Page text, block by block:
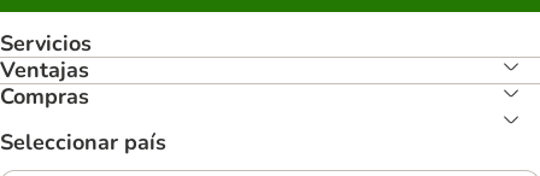
Servicios
Ventajas
Compras
Seleccionar país